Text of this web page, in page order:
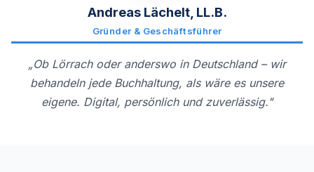
Andreas Lächelt, LL.B.
Gründer & Geschäftsführer
„Ob Lörrach oder anderswo in Deutschland – wir
behandeln jede Buchhaltung, als wäre es unsere
eigene. Digital, persönlich und zuverlässig."